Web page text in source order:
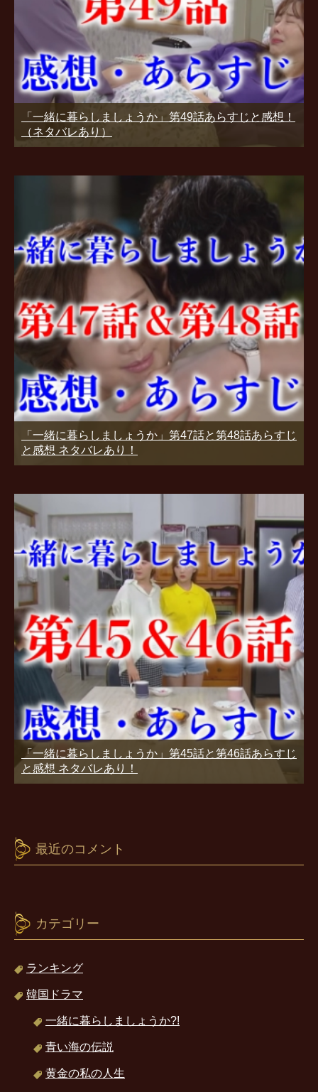
「一緒に暮らしましょうか」第49話あらすじと感想！
（ネタバレあり）
「一緒に暮らしましょうか」第47話と第48話あらすじ
と感想 ネタバレあり！
「一緒に暮らしましょうか」第45話と第46話あらすじ
と感想 ネタバレあり！
最近のコメント
カテゴリー
ランキング
韓国ドラマ
一緒に暮らしましょうか?!
青い海の伝説
黄金の私の人生